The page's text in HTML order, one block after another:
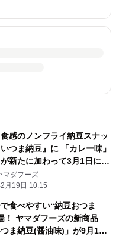
感のノンフライ納豆スナッ
つま納豆』に 「カレー味」
が新たに加わって3月1日に新
マダフーズ
月19日 10:15
食べやすい“納豆おつま
！ ヤマダフーズの新商品
つま納豆(醤油味)」が9月1日